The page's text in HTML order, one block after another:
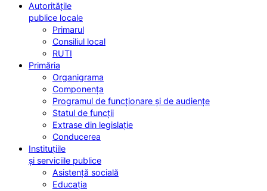
Autoritățile
publice locale
Primarul
Consiliul local
RUTI
Primăria
Organigrama
Componența
Programul de funcționare și de audiențe
Statul de funcții
Extrase din legislație
Conducerea
Instituțiile
și serviciile publice
Asistență socială
Educația